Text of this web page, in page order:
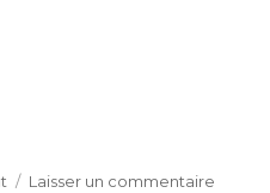
Laisser un commentaire